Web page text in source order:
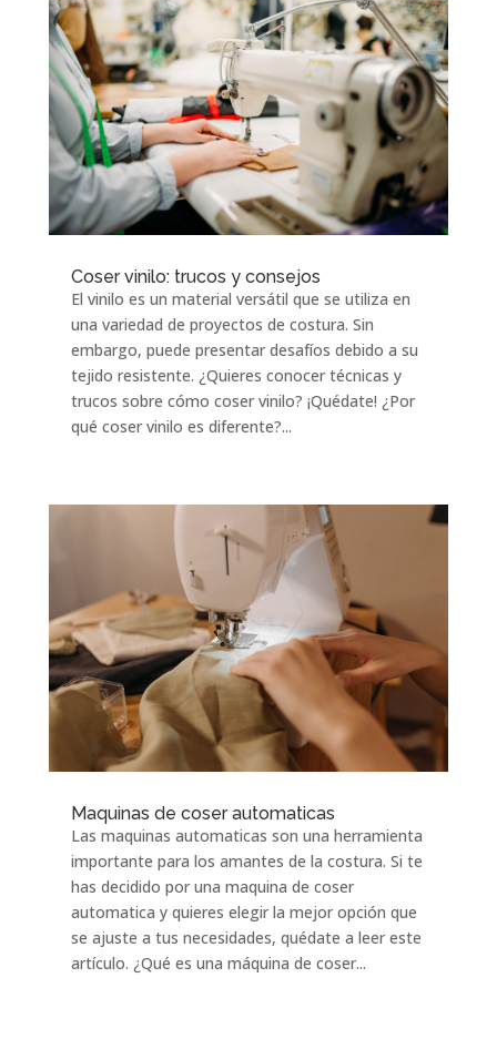
Coser vinilo: trucos y consejos
El vinilo es un material versátil que se utiliza en
una variedad de proyectos de costura. Sin
embargo, puede presentar desafíos debido a su
tejido resistente. ¿Quieres conocer técnicas y
trucos sobre cómo coser vinilo? ¡Quédate! ¿Por
qué coser vinilo es diferente?...
Maquinas de coser automaticas
Las maquinas automaticas son una herramienta
importante para los amantes de la costura. Si te
has decidido por una maquina de coser
automatica y quieres elegir la mejor opción que
se ajuste a tus necesidades, quédate a leer este
artículo. ¿Qué es una máquina de coser...